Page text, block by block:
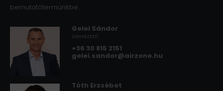
bemutatótermünkbe.
Gelei Sándor
ÜGYVEZETŐ
+36 30 815 2151
gelei.sandor@airzone.hu
Tóth Erzsébet